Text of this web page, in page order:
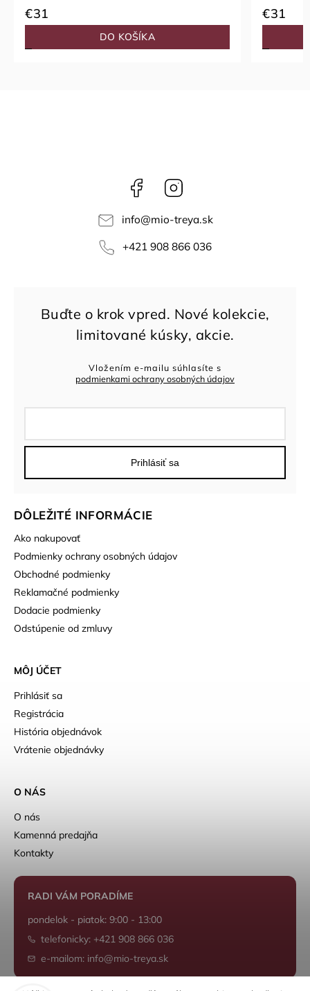
DO KOŠÍKA
Facebook
info@mio-treya.sk
+421 908 866 036
DÔLEŽITÉ INFORMÁCIE
Ako nakupovať
Podmienky ochrany osobných údajov
Obchodné podmienky
Reklamačné podmienky
Dodacie podmienky
Odstúpenie od zmluvy
MÔJ ÚČET
Prihlásiť sa
Registrácia
História objednávok
Vrátenie objednávky
Vložením e-mailu súhlasíte s
podmienkami ochrany osobných údajov
Prihlásiť sa
O NÁS
O nás
Kamenná predajňa
Kontakty
RADI VÁM PORADÍME
pondelok - piatok: 9:00 - 13:00
telefonicky: +421 908 866 036
e-mailom: info@mio-treya.sk